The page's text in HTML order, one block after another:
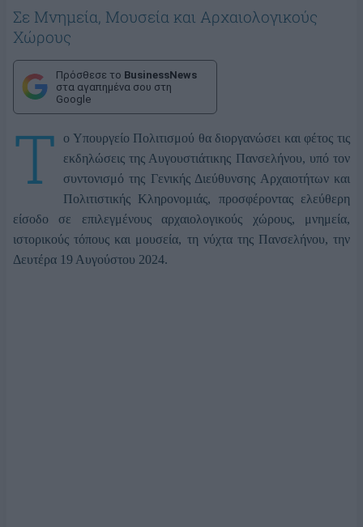
Σε Μνημεία, Μουσεία και Αρχαιολογικούς
Χώρους
Πρόσθεσε το BusinessNews
στα αγαπημένα σου στη
Google
Τ
ο Υπουργείο Πολιτισμού θα διοργανώσει και φέτος τις
εκδηλώσεις της Αυγουστιάτικης Πανσελήνου, υπό τον
συντονισμό της Γενικής Διεύθυνσης Αρχαιοτήτων και
Πολιτιστικής Κληρονομιάς, προσφέροντας ελεύθερη
είσοδο σε επιλεγμένους αρχαιολογικούς χώρους, μνημεία,
ιστορικούς τόπους και μουσεία, τη νύχτα της Πανσελήνου, την
Δευτέρα 19 Αυγούστου 2024.